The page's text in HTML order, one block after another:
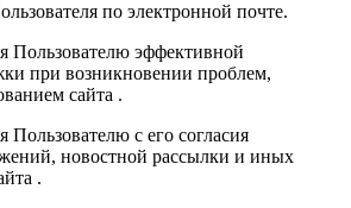
по электронной почте.
Пользователю эффективной
при возникновении проблем,
сайта .
Пользователю с его согласия
новостной рассылки и иных
.